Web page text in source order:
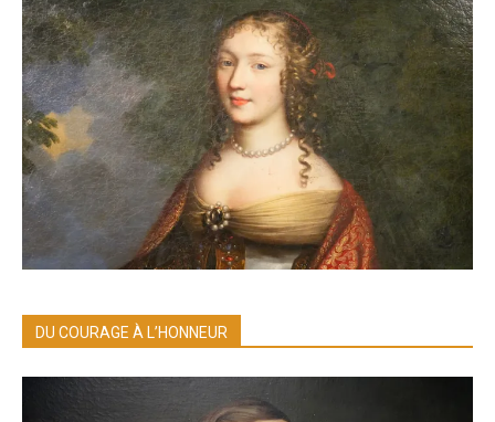
DU COURAGE À L’HONNEUR